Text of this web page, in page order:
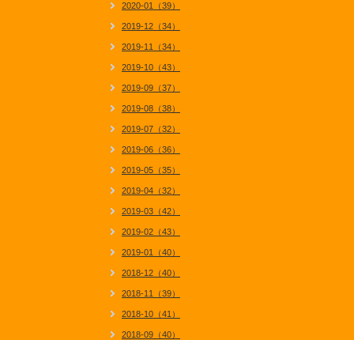
2020-01（39）
2019-12（34）
2019-11（34）
2019-10（43）
2019-09（37）
2019-08（38）
2019-07（32）
2019-06（36）
2019-05（35）
2019-04（32）
2019-03（42）
2019-02（43）
2019-01（40）
2018-12（40）
2018-11（39）
2018-10（41）
2018-09（40）